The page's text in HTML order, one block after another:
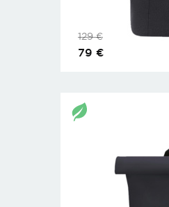
129€
79 €